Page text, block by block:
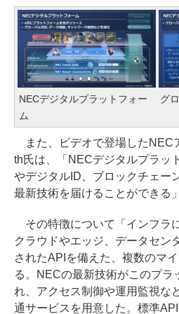
NECデジタルプラットフォー
ム
グ
また、ビデオで登場したNEC
th氏は、「NECデジタルプラッ
やデジタルID、ブロックチェー
最新技術を届けることができる
その特徴について「インフラ
クラウドやエッジ、データセン
されたAPIを備えた、複数のマ
る。NECの最新技術がこのプラ
れ、アクセス制御や運用監視な
通サービスを用意した。標準